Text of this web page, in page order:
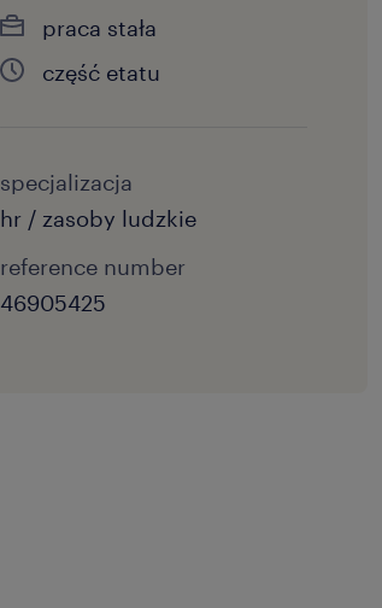
praca stała
część etatu
specjalizacja
hr / zasoby ludzkie
reference number
46905425